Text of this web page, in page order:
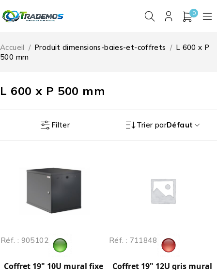
0
L 600 x P 500 mm
Accueil / Produit dimensions-baies-et-coffrets / L 600 x P
500 mm
Filter Trier parDéfaut
Réf. : 905102
Coffret 19" 10U mural fixe
Réf. : 711848
Coffret 19" 12U gris mural